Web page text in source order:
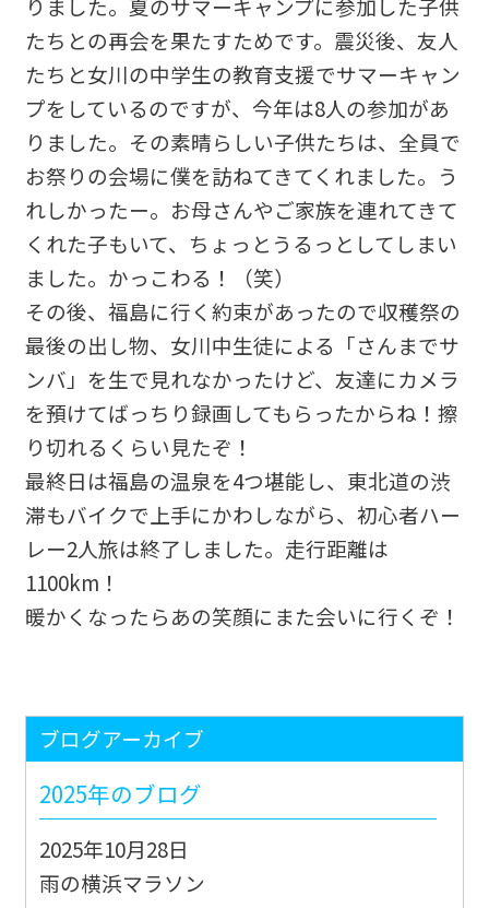
りました。夏のサマーキャンプに参加した子供
たちとの再会を果たすためです。震災後、友人
たちと女川の中学生の教育支援でサマーキャン
プをしているのですが、今年は8人の参加があ
りました。その素晴らしい子供たちは、全員で
お祭りの会場に僕を訪ねてきてくれました。う
れしかったー。お母さんやご家族を連れてきて
くれた子もいて、ちょっとうるっとしてしまい
ました。かっこわる！（笑）
その後、福島に行く約束があったので収穫祭の
最後の出し物、女川中生徒による「さんまでサ
ンバ」を生で見れなかったけど、友達にカメラ
を預けてばっちり録画してもらったからね！擦
り切れるくらい見たぞ！
最終日は福島の温泉を4つ堪能し、東北道の渋
滞もバイクで上手にかわしながら、初心者ハー
レー2人旅は終了しました。走行距離は
1100km！
暖かくなったらあの笑顔にまた会いに行くぞ！
ブログアーカイブ
2025年のブログ
2025年10月28日
雨の横浜マラソン